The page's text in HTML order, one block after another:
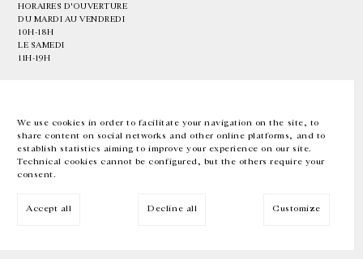
We use cookies in order to facilitate your navigation on the site, to
share content on social networks and other online platforms, and to
establish statistics aiming to improve your experience on our site.
Technical cookies cannot be configured, but the others require your
consent.
Accept all Decline all Customize
HORAIRES D'OUVERTURE
DU MARDI AU VENDREDI
10H-18H
LE SAMEDI
11H-19H
EN FR 中文 Facebook Instagram
Inscrivez-vous à notre newsletter